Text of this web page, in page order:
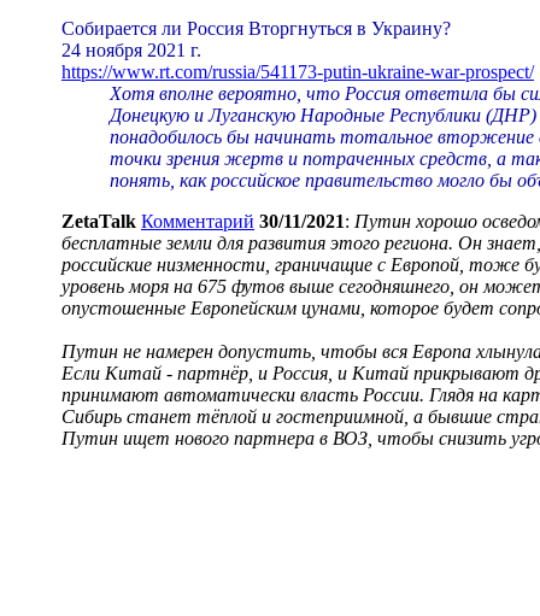
Собирается ли Россия Вторгнуться в Украину?
24 ноября 2021 г.
https://www.rt.com/russia/541173-putin-ukraine-war-prospect/
Хотя вполне вероятно, что Россия ответила бы
Донецкую и Луганскую Народные Республики (ДНР)
понадобилось бы начинать тотальное
точки зрения жертв и потраченных средств, а
понять, как российское правительство могло бы
ZetaTalk Комментарий 30/11/2021: Путин хорошо
бесплатные земли для развития этого региона. Он
российские низменности, граничащие с Европой, тоже
уровень моря на 675 футов выше сегодняшнего, он
опустошенные Европейским цунами, которое будет
Путин не намерен допустить, чтобы вся Европа
Если Китай - партнёр, и Россия, и Китай прикрывают
принимают автоматически власть России. Глядя на
Сибирь станет тёплой и гостеприимной, а бывшие
Путин ищет нового партнера в ВОЗ, чтобы снизить